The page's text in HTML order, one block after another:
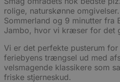
rolige, naturskønne
Sommerland og 9 minutter fra
Jambo, hvor vi kræser for det
Vi er det perfekte pusterum
feriebyens trængsel ud med
velsmagende klassikere som
friske stjerneskud.